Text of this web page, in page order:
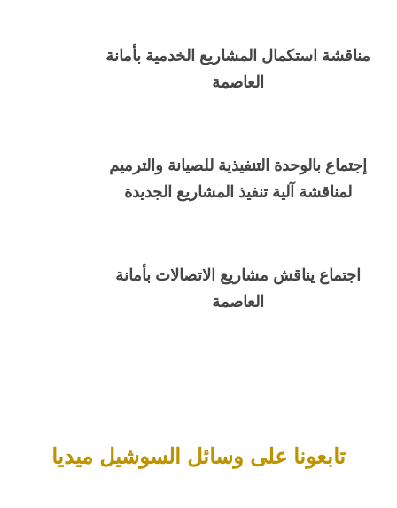
مناقشة استكمال المشاريع الخدمية بأمانة
العاصمة
إجتماع بالوحدة التنفيذية للصيانة والترميم
لمناقشة آلية تنفيذ المشاريع الجديدة
اجتماع يناقش مشاريع الاتصالات بأمانة
العاصمة
تابعونا على وسائل السوشيل ميديا